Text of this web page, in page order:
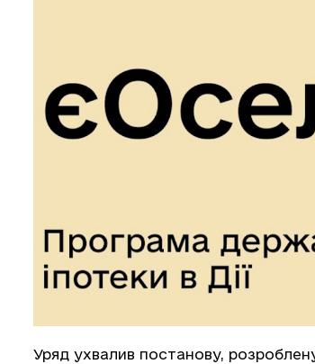
Уряд ухвалив постанову,